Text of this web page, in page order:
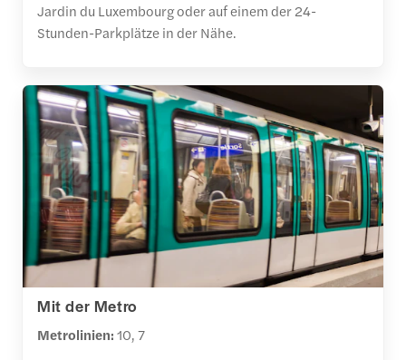
Jardin du Luxembourg oder auf einem der 24-
Stunden-Parkplätze in der Nähe.
Mit der Metro
Metrolinien:10, 7